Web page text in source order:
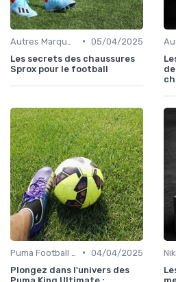
• 05/04/2025
Les secrets des chaussures
Sprox pour le football
• 04/04/2025
Plongez dans l'univers des